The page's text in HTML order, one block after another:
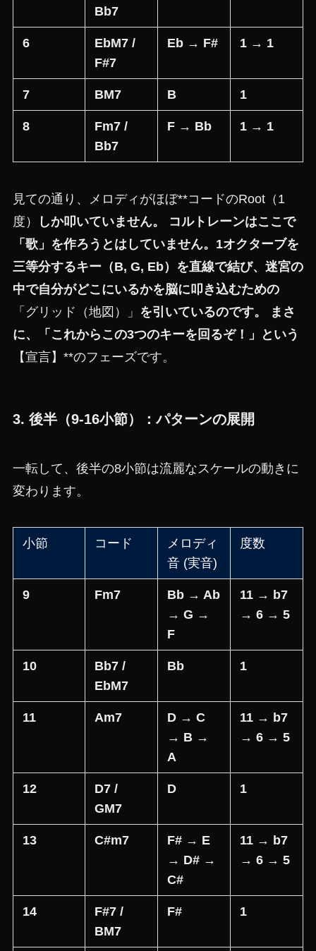
Bb7
6
EbM7 /
F#7
Eb → F# 1 → 1
7 BM7 B 1
8
Fm7 /
Bb7
F → Bb 1 → 1
見ての通り、メロディがほぼ**コードのRoot（1
度）
しか叩いていません。 コルトレーンはここで
「歌」を作ろうとはしていません。1オクターブを
三等分するキー（B, G, Eb）を直線で結び、迷宮の
中で自分がどこにいるかを脳に叩き込むための
「グリッド（地図）」 を引いているのです。 まさ
に、「これからこの3つのキーを回るぞ！」という
【宣言】**のフェーズです。
3. 後半（9-16小節）：パターンの展開
一転して、後半の8小節は流麗なスケールの動きに
変わります。
小節 コード
メロディ
音 (実音)
度数
9 Fm7
Bb → Ab
→ G →
F
11 → b7
→ 6 → 5
10
Bb7 /
EbM7
Bb 1
11 Am7
D → C
→ B →
A
11 → b7
→ 6 → 5
12
D7 /
GM7
D 1
13 C#m7
F# → E
→ D# →
C#
11 → b7
→ 6 → 5
14
F#7 /
BM7
F# 1